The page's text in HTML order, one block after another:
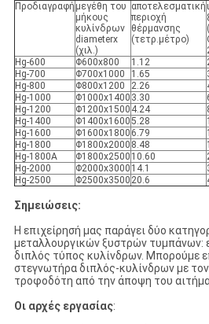
Προδιαγραφή μεγέθη του
μήκους
κυλίνδρων
diameterx
(χιλ.)
αποτελεσματική
περιοχή
θέρμανσης
(τετρ.μέτρο)
Hg-600 Φ600x800 1.12
Hg-700
Φ700x1000 1.65
Hg-800
Φ800x1200 2.26
Hg-1000
Φ1000x1400 3.30
Hg-1200
Φ1200x1500 4.24
Hg-1400
Φ1400x16005.28
Hg-1600
Φ1600x1800 6.79
Hg-1800
Φ1800x2000 8.48
Hg-1800A
Φ1800x2500 10.60
Hg-2000
Φ2000x3000 14.1
Hg-2500
Φ2500x3500 20.6
Σημειώσεις:
Η επιχείρησή μας παράγει δύο
μεταλλουργικών ξυστρών τυμπάνων:
διπλός τύπος κυλίνδρων. Μπορούμε
στεγνωτήρα διπλός-κυλίνδρων με
τροφοδότη από την άποψη του
Οι αρχές εργασίας: